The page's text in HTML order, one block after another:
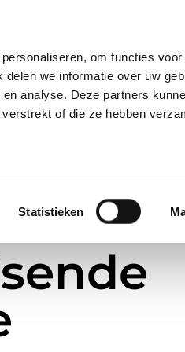
om functies
we informatie over uw
analyse. Deze partners
of die ze hebben
Statistieken
Nieuws